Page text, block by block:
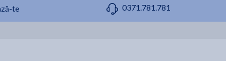
te 0371.781.781